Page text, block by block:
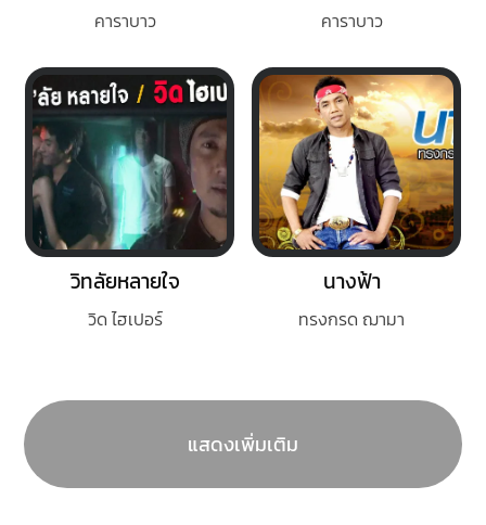
คาราบาว คาราบาว
วิทลัยหลายใจ
วิด ไฮเปอร์
นางฟ้า
ทรงกรด ฌามา
แสดงเพิ่มเติม